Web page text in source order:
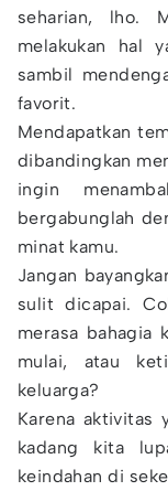
seharian, lho.
melakukan hal
sambil
favorit.
Mendapatkan
dibandingkan
ingin
bergabunglah
minat kamu.
Jangan
sulit dicapai.
merasa bahagia
mulai, atau
keluarga?
Karena aktivitas
kadang kita
keindahan di